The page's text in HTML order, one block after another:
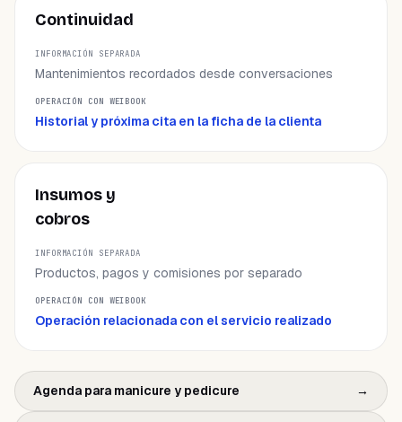
Continuidad
Mantenimientos recordados desde conversaciones
Historial y próxima cita en la ficha de la clienta
Insumos y
cobros
Productos, pagos y comisiones por separado
Operación relacionada con el servicio realizado
Agenda para manicure y pedicure →